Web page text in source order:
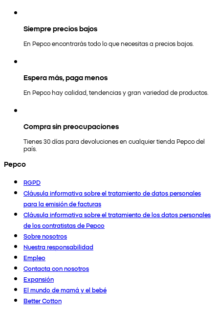
Siempre precios bajos
En Pepco encontrarás todo lo que necesitas a precios bajos.
Espera más, paga menos
En Pepco hay calidad, tendencias y gran variedad de productos.
Compra sin preocupaciones
Tienes 30 días para devoluciones en cualquier tienda Pepco del
país.
Pepco
RGPD
Cláusula informativa sobre el tratamiento de datos personales
para la emisión de facturas
Cláusula informativa sobre el tratamiento de los datos personales
de los contratistas de Pepco
Sobre nosotros
Nuestra responsabilidad
Empleo
Contacta con nosotros
Expansión
El mundo de mamá y el bebé
Better Cotton